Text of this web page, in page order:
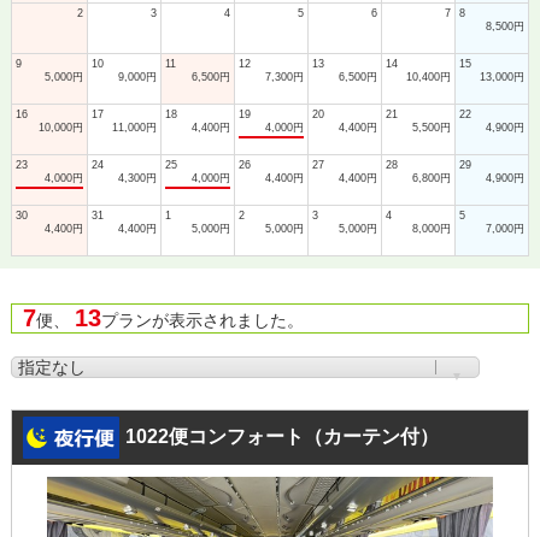
2 3 4 5 6 7
8
8,500円
9
5,000円
10
9,000円
11
6,500円
12
7,300円
13
6,500円
14
10,400円
15
13,000円
16
10,000円
17
11,000円
18
4,400円
19
4,000円
20
4,400円
21
5,500円
22
4,900円
23
4,000円
24
4,300円
25
4,000円
26
4,400円
27
4,400円
28
6,800円
29
4,900円
30
4,400円
31
4,400円
1
5,000円
2
5,000円
3
5,000円
4
8,000円
5
7,000円
7便、 13プランが表示されました。
1022便コンフォート（カーテン付）